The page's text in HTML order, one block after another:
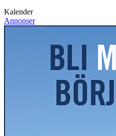
Kalender
Annonser